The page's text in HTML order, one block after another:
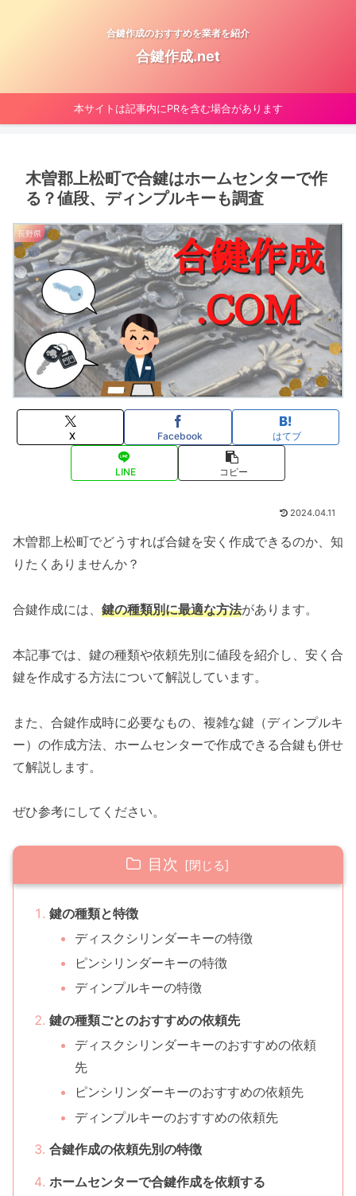
合鍵作成のおすすめを業者を紹介
合鍵作成.net
本サイトは記事内にPRを含む場合があります
木曽郡上松町で合鍵はホームセンターで作
る？値段、ディンプルキーも調査
長野県
X Facebook はてブ
LINE コピー
2024.04.11
木曽郡上松町でどうすれば合鍵を安く作成できるのか、知
りたくありませんか？
合鍵作成には、 鍵の種類別に最適な方法があります。
本記事では、鍵の種類や依頼先別に値段を紹介し、安く合
鍵を作成する方法について解説しています。
また、合鍵作成時に必要なもの、複雑な鍵（ディンプルキ
ー）の作成方法、ホームセンターで作成できる合鍵も併せ
て解説します。
ぜひ参考にしてください。
目次
鍵の種類と特徴
ディスクシリンダーキーの特徴
ピンシリンダーキーの特徴
ディンプルキーの特徴
鍵の種類ごとのおすすめの依頼先
ディスクシリンダーキーのおすすめの依頼
先
ピンシリンダーキーのおすすめの依頼先
ディンプルキーのおすすめの依頼先
合鍵作成の依頼先別の特徴
ホームセンターで合鍵作成を依頼する